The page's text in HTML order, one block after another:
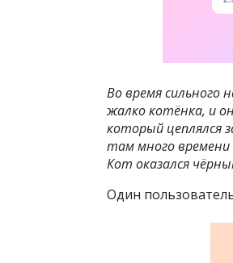
Во время сильного
жалко котёнка, и
который цеплялся
там много времени
Кот оказался
Один